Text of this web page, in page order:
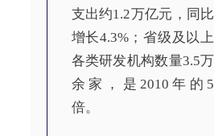
支出约1.2万亿元，同比
增长4.3%；省级及以上
各类研发机构数量3.5万
余家，是2010年的5
倍。